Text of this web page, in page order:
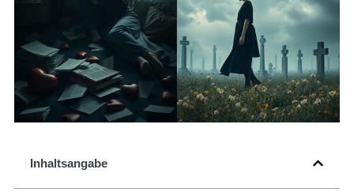
Inhaltsangabe